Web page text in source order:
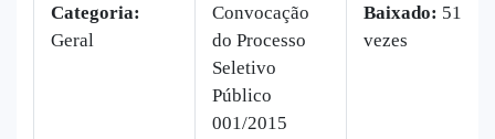
Categoria:
Geral
Convocação
do Processo
Seletivo
Público
001/2015
Baixado: 51
vezes